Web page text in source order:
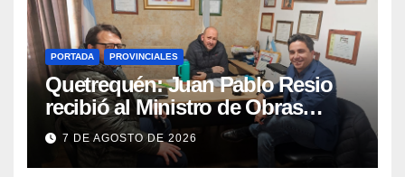
PORTADA PROVINCIALES
Quetrequén: Juan Pablo Resio
recibió al Ministro de Obras
Públicas y al Presidente de
Vialidad para recorrer la ruta a
7 DE AGOSTO DE 2026